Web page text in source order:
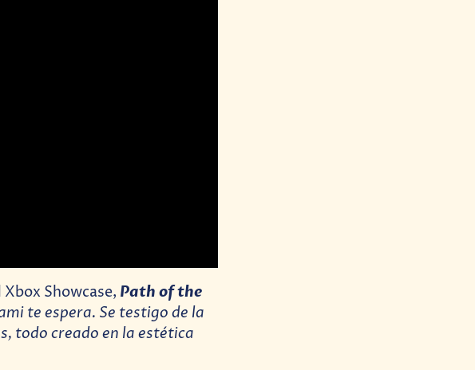
Showcase, Path of the
te espera. Se testigo de la
todo creado en la estética